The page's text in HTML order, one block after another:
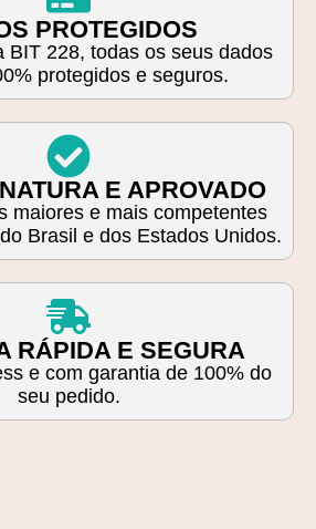
PROTEGIDOS
BIT 228, todas os seus dados
protegidos e seguros.
E APROVADO
maiores e mais competentes
Brasil e dos Estados Unidos.
RÁPIDA E SEGURA
e com garantia de 100% do
seu pedido.